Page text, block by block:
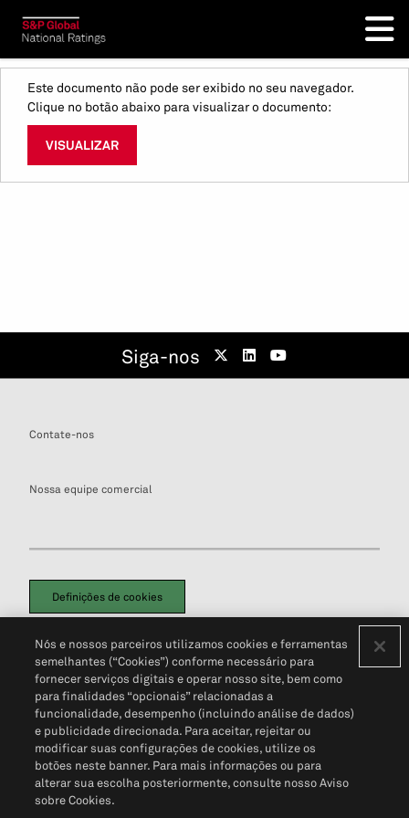
Este documento não pode ser exibido no seu navegador.
Clique no botão abaixo para visualizar o documento:
VISUALIZAR
Siga-nos
Contate-nos
Nossa equipe comercial
Definições de cookies
Política de PrivacidadePortal de privacidade do cliente (em inglês)
Não Venda Minhas Informações Pessoais© 2026 S&P Global
Nós e nossos parceiros utilizamos cookies e ferramentas
semelhantes (“Cookies”) conforme necessário para
fornecer serviços digitais e operar nosso site, bem como
para finalidades “opcionais” relacionadas a
funcionalidade, desempenho (incluindo análise de dados)
e publicidade direcionada. Para aceitar, rejeitar ou
modificar suas configurações de cookies, utilize os
botões neste banner. Para mais informações ou para
alterar sua escolha posteriormente, consulte nosso Aviso
sobre Cookies.